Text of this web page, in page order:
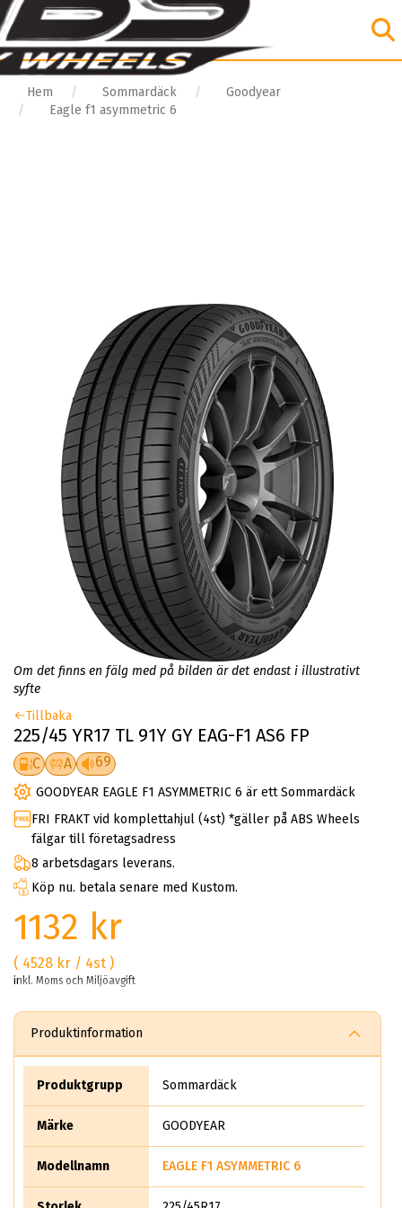
Hem Sommardäck
Goodyear
Eagle f1 asymmetric 6
Om det finns en fälg med på bilden är det endast i illustrativt
syfte
Tillbaka
225/45 YR17 TL 91Y GY EAG-F1 AS6 FP
C A 69
GOODYEAR EAGLE F1 ASYMMETRIC 6 är ett Sommardäck
FRI FRAKT vid komplettahjul (4st) *gäller på ABS Wheels
fälgar till företagsadress
8 arbetsdagars leverans.
Köp nu. betala senare med Kustom.
1132 kr
( 4528 kr / 4st )
inkl. Moms och Miljöavgift
Produktinformation
Produktgrupp Sommardäck
Märke GOODYEAR
Modellnamn EAGLE F1 ASYMMETRIC 6